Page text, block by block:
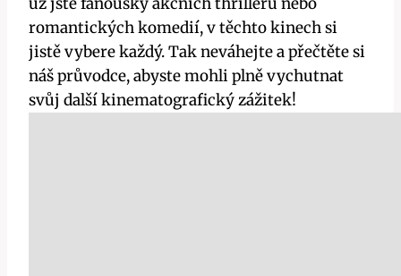
romantických komedií, v těchto kinech si
jistě vybere každý. Tak neváhejte a přečtěte si
náš průvodce, abyste mohli plně vychutnat
svůj další kinematografický zážitek!